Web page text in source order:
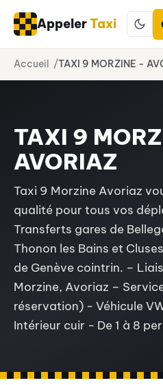
Aller
AppelerTaxi
Accueil TAXI 9 MORZINE -
TAXI 9
AVORIAZ
Taxi 9 Morzine Avoriaz
qualité pour tous vos
Transferts gares de
Thonon les Bains et
de Genève cointrin. –
Morzine, Avoriaz –
réservation) - Véhicule
Intérieur cuir - De 1 à 8